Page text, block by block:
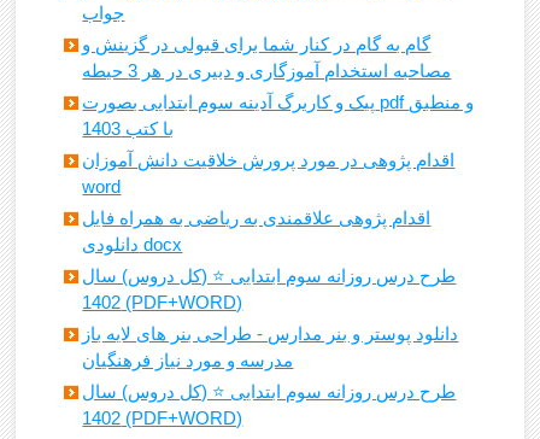
جواب
گام به گام در کنار شما برای قبولی در گزینش و
مصاحبه استخدام آموزگاری و دبیری در هر 3 حیطه
پیک و کاربرگ آدینه سوم ابتدایی بصورت pdf و منطبق
با کتب 1403
اقدام پژوهی در مورد پرورش خلاقیت دانش آموزان
word
اقدام پژوهی علاقمندی به ریاضی به همراه فایل
دانلودی docx
طرح درس روزانه سوم ابتدایی ⭐️ (کل دروس) سال
1402 (PDF+WORD)
دانلود پوستر و بنر مدارس - طراحی بنر های لایه باز
مدرسه و مورد نیاز فرهنگیان
طرح درس روزانه سوم ابتدایی ⭐️ (کل دروس) سال
1402 (PDF+WORD)